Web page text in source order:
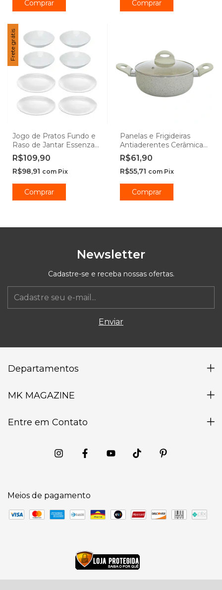
Comprar Comprar
Frete grátis
Jogo de Pratos Fundo e
Raso de Jantar Essenza
Opaline 20cm e 25cm -
Rojemac Profissional
R$109,90
R$98,91 com Pix
Comprar
Panelas e Frigideiras
Antiaderentes Cerâmica
Ibiza Vanilla -
Casambiente
R$61,90
R$55,71 com Pix
Comprar
Newsletter
Cadastre-se e receba nossas ofertas.
Departamentos
MK MAGAZINE
Entre em Contato
Meios de pagamento